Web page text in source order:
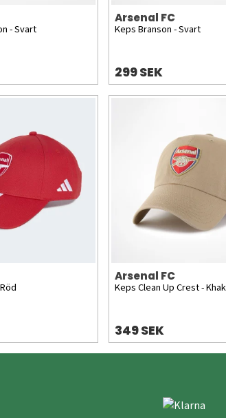
- Svart
Arsenal FC
Keps Branson - Svart
299 SEK
Arsenal FC
Keps Clean Up Crest -
349 SEK